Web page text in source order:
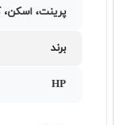
پرینت،
برند
HP